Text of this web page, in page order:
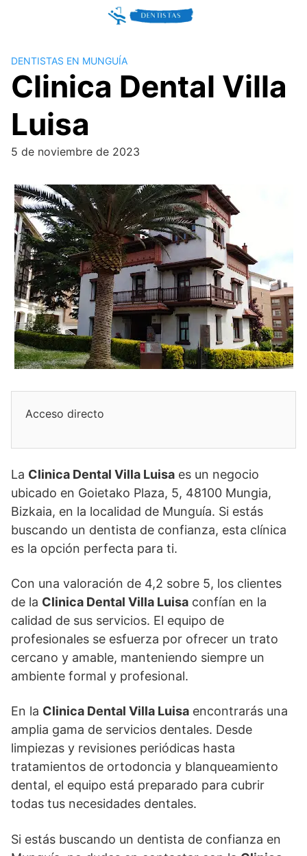
DENTISTAS EN MUNGUÍA
Clinica Dental Villa
Luisa
5 de noviembre de 2023
Acceso directo
La Clinica Dental Villa Luisa es un negocio
ubicado en Goietako Plaza, 5, 48100 Mungia,
Bizkaia, en la localidad de Munguía. Si estás
buscando un dentista de confianza, esta clínica
es la opción perfecta para ti.
Con una valoración de 4,2 sobre 5, los clientes
de la Clinica Dental Villa Luisa confían en la
calidad de sus servicios. El equipo de
profesionales se esfuerza por ofrecer un trato
cercano y amable, manteniendo siempre un
ambiente formal y profesional.
En la Clinica Dental Villa Luisa encontrarás una
amplia gama de servicios dentales. Desde
limpiezas y revisiones periódicas hasta
tratamientos de ortodoncia y blanqueamiento
dental, el equipo está preparado para cubrir
todas tus necesidades dentales.
Si estás buscando un dentista de confianza en